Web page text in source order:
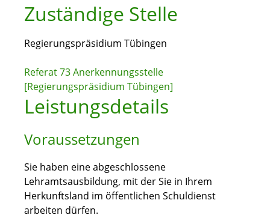
Zuständige Stelle
Regierungspräsidium Tübingen
Referat 73 Anerkennungsstelle
[Regierungspräsidium Tübingen]
Leistungsdetails
Voraussetzungen
Sie haben eine abgeschlossene
Lehramtsausbildung, mit der Sie in Ihrem
Herkunftsland im öffentlichen Schuldienst
arbeiten dürfen.